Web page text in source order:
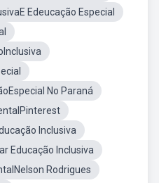
Edeucação Especial
No Paraná
Inclusiva
Educação Inclusiva
Rodrigues